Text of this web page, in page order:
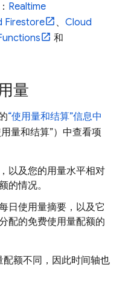
Realtime
Firestore 、 Cloud
和
量
“使用量和结算”信息中
用量和结算”）中查看项
以及您的用量水平相对
的情况。
日使用量摘要，以及它
配的免费使用量配额的
额不同，因此时间轴也